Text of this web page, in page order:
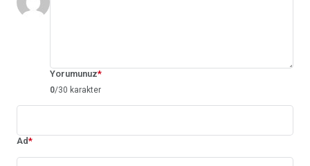
Yorumunuz*
0/30 karakter
Ad*